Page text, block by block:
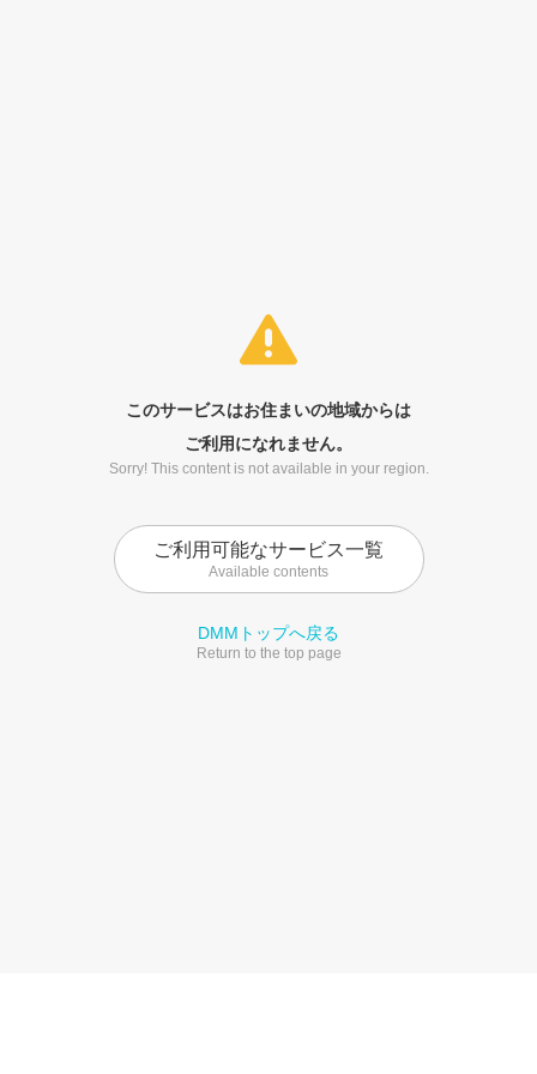
このサービスはお住まいの地域からは
ご利用になれません。
Sorry! This content is not available in your region.
ご利用可能なサービス一覧
Available contents
DMMトップへ戻る
Return to the top page